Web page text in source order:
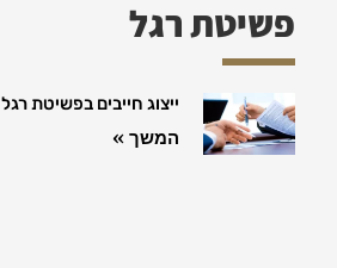
פשיטת רגל
ייצוג חייבים בפשיטת רגל
המשך »